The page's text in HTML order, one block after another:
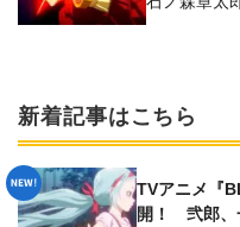
新着記事はこちら
TVアニメ『
開！ 弐郎、